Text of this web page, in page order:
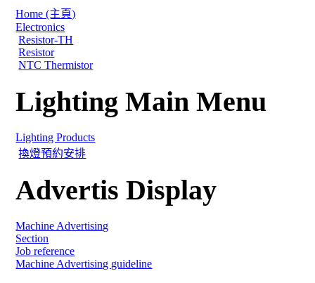
Home (主頁)
Electronics
Resistor-TH
Resistor
NTC Thermistor
Lighting Main Menu
Lighting Products
換燈預約安排
Advertis Display
Machine Advertising
Section
Job reference
Machine Advertising guideline